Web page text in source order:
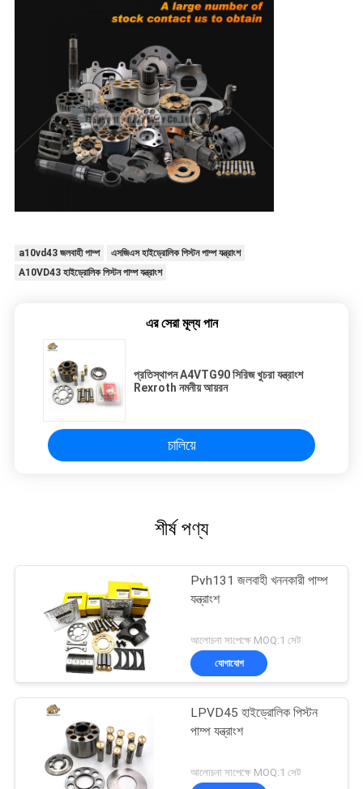
a10vd43 জলবাহী পাম্প
এসজিএস হাইড্রোলিক পিস্টন পাম্প যন্ত্রাংশ
A10VD43 হাইড্রোলিক পিস্টন পাম্প যন্ত্রাংশ
এর সেরা মূল্য পান
প্রতিস্থাপন A4VTG90 সিরিজ খুচরা যন্ত্রাংশ
Rexroth নমনীয় আয়রন
চালিয়ে
শীর্ষ পণ্য
Pvh131 জলবাহী খননকারী পাম্প
যন্ত্রাংশ
আলোচনা সাপেক্ষে MOQ:1 সেট
যোগাযোগ
LPVD45 হাইড্রোলিক পিস্টন
পাম্প যন্ত্রাংশ
আলোচনা সাপেক্ষে MOQ:1 সেট